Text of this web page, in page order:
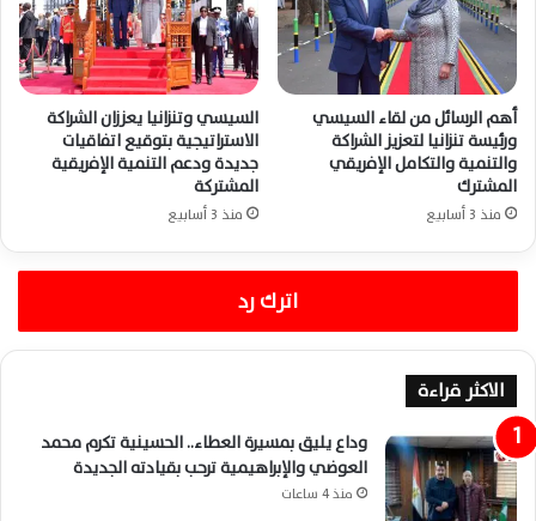
أهم الرسائل من لقاء السيسي
ورئيسة تنزانيا لتعزيز الشراكة
والتنمية والتكامل الإفريقي
المشترك
منذ 3 أسابيع
السيسي وتنزانيا يعززان الشراكة
الاستراتيجية بتوقيع اتفاقيات
جديدة ودعم التنمية الإفريقية
المشتركة
منذ 3 أسابيع
اترك رد
الاكثر قراءة
وداع يليق بمسيرة العطاء.. الحسينية تكرم محمد
العوضي والإبراهيمية ترحب بقيادته الجديدة
منذ 4 ساعات